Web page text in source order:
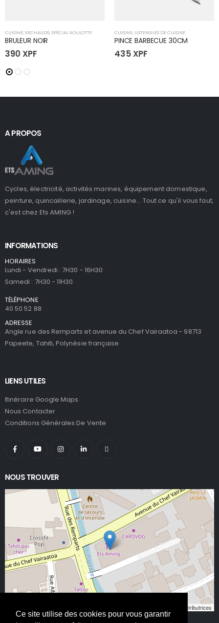
Ce site utilise des cookies pour vous garantir
CUISINE, RECHAUDS, SPÉCIAL ROULOTTE
BRULEUR NOIR
390 XPF
CUISINE, USTENSILES DE CUISINE
PINCE BARBECUE 30CM
435 XPF
A PROPOS
Cycles, électricité, activités marines, équipement domestique,
peinture, quincaillerie, jardinage, cuisine... Tout ce qu'il vous faut,
c'est chez Ets AMING !
INFORMATIONS
HORAIRES
Lundi - Vendredi : 7H30 - 16H30
Samedi : 7H30 - 11H30
TÉLÉPHONE
40 50 52 88
ADRESSE
Angle rue des Remparts et avenue du Chef Vairaatoa - 98713
Papeete, Tahiti, Polynésie française
LIENS UTILES
Itinéraire Google Maps
Nous Contacter
Conditions Générales De Vente
NOUS TROUVER
contributeurs/contributrices